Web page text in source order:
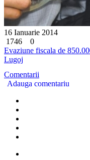
16 Ianuarie 2014
1746
0
Evaziune fiscala de
Lugoj
Comentarii
Adauga comentariu